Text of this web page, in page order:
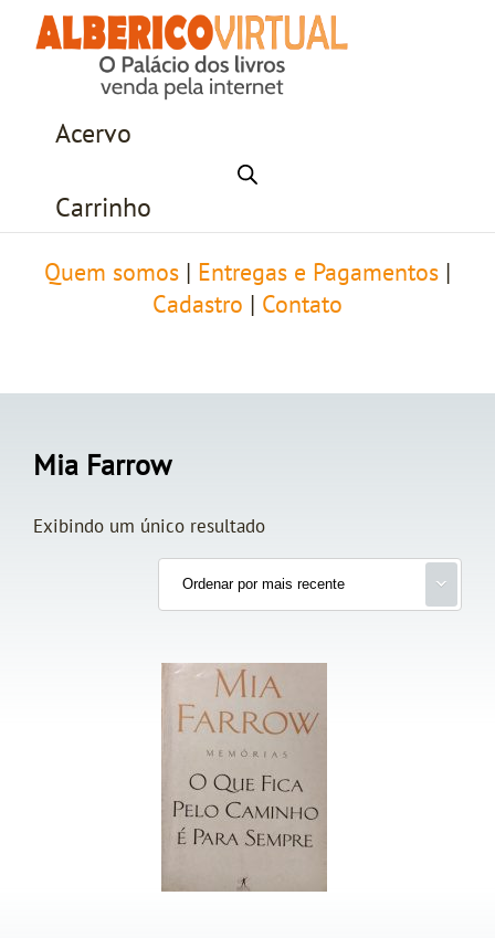
Acervo
Carrinho
Quem somos Entregas e Pagamentos
Cadastro
Contato
Mia Farrow
Exibindo um único resultado